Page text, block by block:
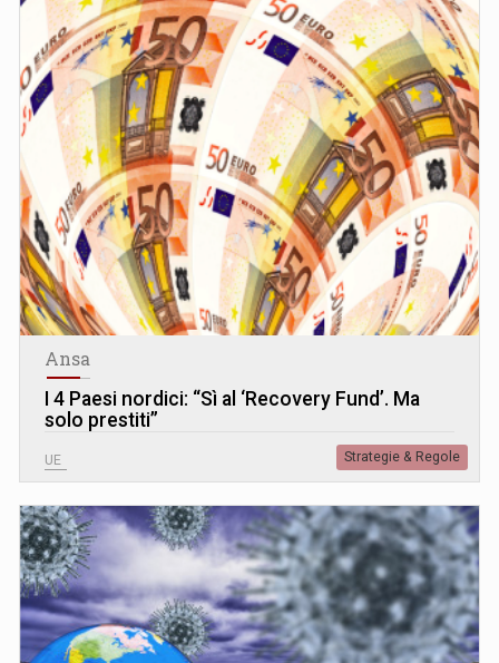
Ansa
I 4 Paesi nordici: “Sì al ‘Recovery Fund’. Ma
solo prestiti”
UE Strategie & Regole